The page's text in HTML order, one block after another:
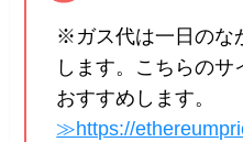
※ガス代は一日のな
します。こちらの
おすすめします。
≫https://